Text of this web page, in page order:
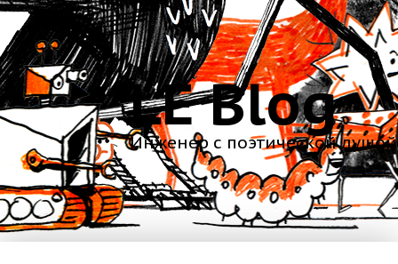
LE Blog
Инженер с поэтической душой